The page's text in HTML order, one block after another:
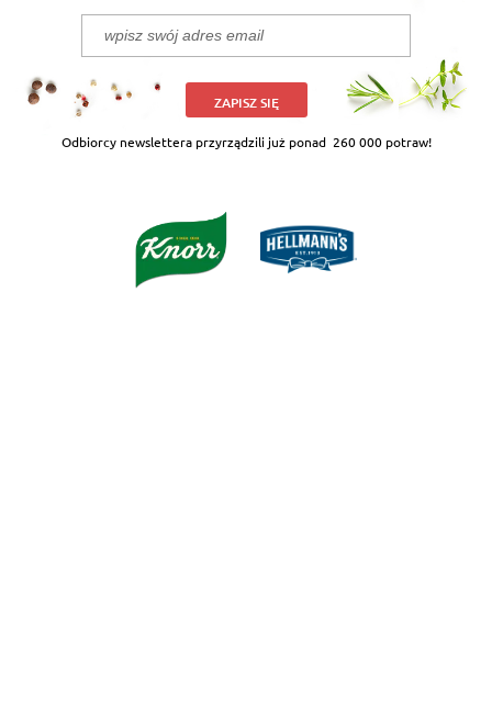
ZAPISZ SIĘ
Odbiorcy newslettera przyrządzili już ponad 260 000 potraw!